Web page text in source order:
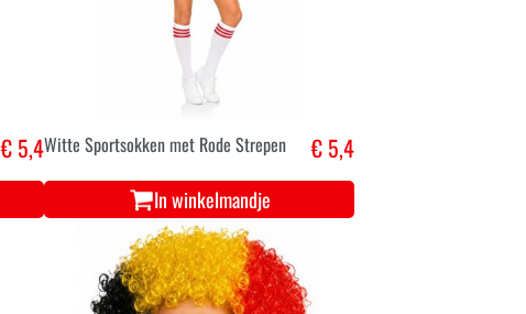
€ 5,4Witte Sportsokken met Rode Strepen € 5,4
In winkelmandje